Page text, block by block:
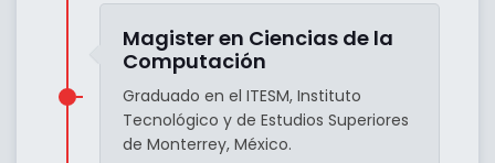
Magister en Ciencias de la
Computación
Graduado en el ITESM, Instituto
Tecnológico y de Estudios Superiores
de Monterrey, México.